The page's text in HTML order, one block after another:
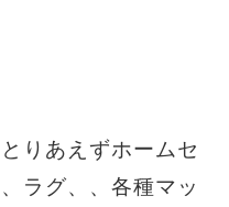
りあえずホームセ
ラグ、、各種マッ